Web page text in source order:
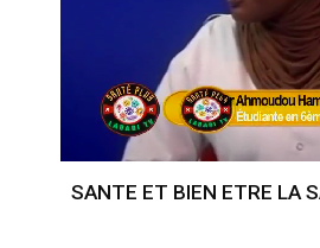
SANTE ET BIEN ETRE LA